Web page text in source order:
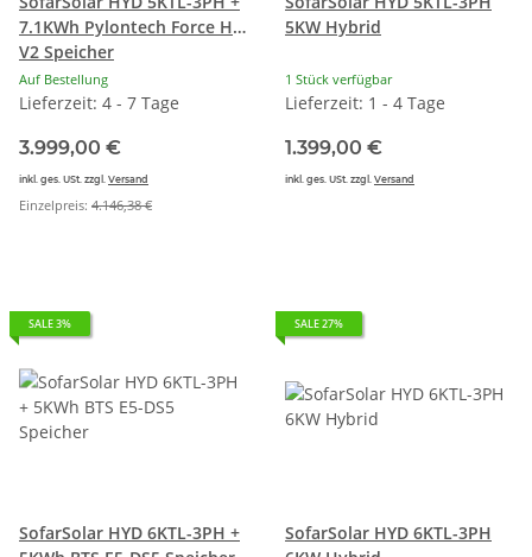
7.1KWh Pylontech Force H2
V2 Speicher
Auf Bestellung
Lieferzeit: 4 - 7 Tage
3.999,00 €
inkl. ges. USt. zzgl. Versand
Einzelpreis: 4.146,38 €
5KW Hybrid
1 Stück verfügbar
Lieferzeit: 1 - 4 Tage
1.399,00 €
inkl. ges. USt. zzgl. Versand
SALE 3%
SofarSolar HYD 6KTL-3PH +
SALE 27%
SofarSolar HYD 6KTL-3PH